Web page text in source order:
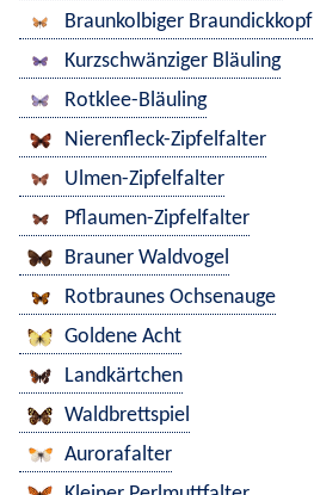
Braunkolbiger Braundickkopf
Kurzschwänziger Bläuling
Rotklee-Bläuling
Nierenfleck-Zipfelfalter
Ulmen-Zipfelfalter
Pflaumen-Zipfelfalter
Brauner Waldvogel
Rotbraunes Ochsenauge
Goldene Acht
Landkärtchen
Waldbrettspiel
Aurorafalter